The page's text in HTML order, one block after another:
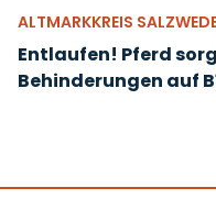
ALTMARKKREIS
Entlaufen! Pferd
Behinderungen auf